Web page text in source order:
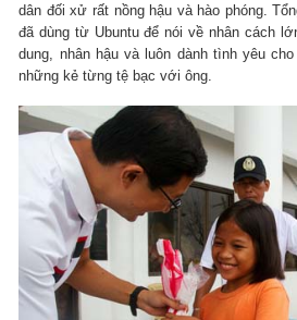
dân đối xử rất nồng hậu và hào phóng.
đã dùng từ Ubuntu để nói về nhân cách
dung, nhân hậu và luôn dành tình yêu
những kẻ từng tệ bạc với ông.